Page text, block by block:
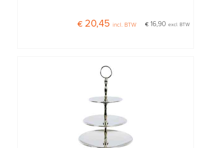
€ 16,90excl. BTW
€ 20,45 incl. BTW